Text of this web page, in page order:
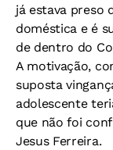
já estava preso
doméstica e é
de dentro do
A motivação,
suposta
adolescente
que não foi
Jesus Ferreira.